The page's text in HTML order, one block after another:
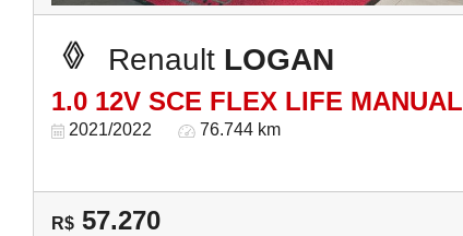
Renault LOGAN
1.0 12V SCE FLEX LIFE MANUAL
2021/2022 76.744 km
R$ 57.270